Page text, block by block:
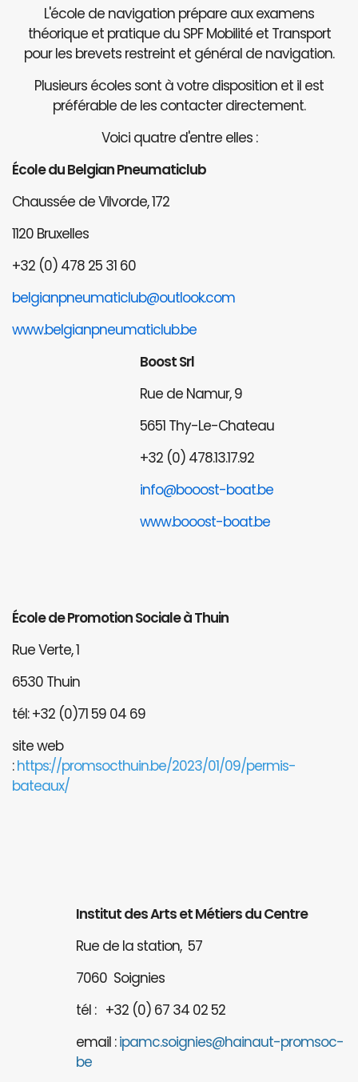
L'école de navigation prépare aux examens
théorique et pratique du SPF Mobilité et Transport
pour les brevets restreint et général de navigation.
Plusieurs écoles sont à votre disposition et il est
préférable de les contacter directement.
Voici quatre d'entre elles :
École du Belgian Pneumaticlub
Chaussée de Vilvorde, 172
1120 Bruxelles
+32 (0) 478 25 31 60
belgianpneumaticlub@outlook.com
www.belgianpneumaticlub.be
Boost Srl
Rue de Namur, 9
5651 Thy-Le-Chateau
+32 (0) 478.13.17.92
info@booost-boat.be
www.booost-boat.be
École de Promotion Sociale à Thuin
Rue Verte, 1
6530 Thuin
tél: +32 (0)71 59 04 69
site web
:https://promsocthuin.be/2023/01/09/permis-
bateaux/
Institut des Arts et Métiers du Centre
Rue de la station, 57
7060 Soignies
tél : +32 (0) 67 34 02 52
email :ipamc.soignies@hainaut-promsoc-
be